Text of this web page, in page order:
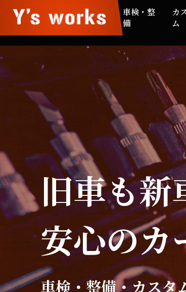
車検・整
備
カ
ム
旧車も新
安心のカ
車検・整備・カスタ